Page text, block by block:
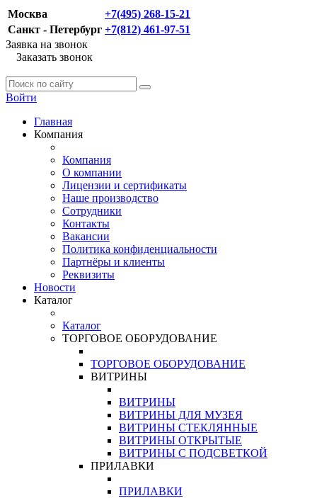
Москва
+7(495) 268-15-21
Санкт - Петербург +7(812) 461-97-51
Заявка на звонок
Заказать звонок
Войти
Главная
Компания
Компания
О компании
Лицензии и сертификаты
Наше производство
Сотрудники
Контакты
Вакансии
Политика конфиденциальности
Партнёры и клиенты
Реквизиты
Новости
Каталог
Каталог
ТОРГОВОЕ ОБОРУДОВАНИЕ
ТОРГОВОЕ ОБОРУДОВАНИЕ
ВИТРИНЫ
ВИТРИНЫ
ВИТРИНЫ ДЛЯ МУЗЕЯ
ВИТРИНЫ СТЕКЛЯННЫЕ
ВИТРИНЫ ОТКРЫТЫЕ
ВИТРИНЫ С ПОДСВЕТКОЙ
ПРИЛАВКИ
ПРИЛАВКИ